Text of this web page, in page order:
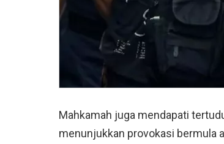
Mahkamah juga mendapati
menunjukkan provokasi bermula